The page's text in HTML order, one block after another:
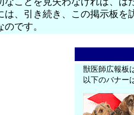
、引き続き、この掲示板を
です。
獣医師広報板
以下のバナー